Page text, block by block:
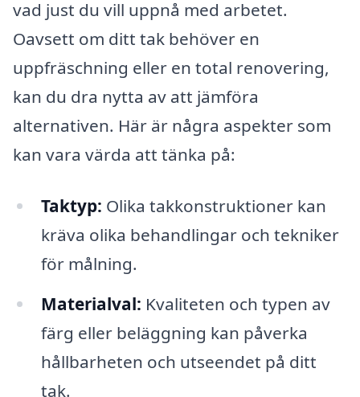
vad just du vill uppnå med arbetet.
Oavsett om ditt tak behöver en
uppfräschning eller en total renovering,
kan du dra nytta av att jämföra
alternativen. Här är några aspekter som
kan vara värda att tänka på:
Taktyp: Olika takkonstruktioner kan
kräva olika behandlingar och tekniker
för målning.
Materialval: Kvaliteten och typen av
färg eller beläggning kan påverka
hållbarheten och utseendet på ditt
tak.